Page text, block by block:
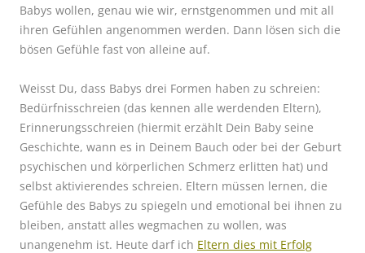
Babys wollen, genau wie wir, ernstgenommen und mit all
ihren Gefühlen angenommen werden. Dann lösen sich die
bösen Gefühle fast von alleine auf.
Weisst Du, dass Babys drei Formen haben zu schreien:
Bedürfnisschreien (das kennen alle werdenden Eltern),
Erinnerungsschreien (hiermit erzählt Dein Baby seine
Geschichte, wann es in Deinem Bauch oder bei der Geburt
psychischen und körperlichen Schmerz erlitten hat) und
selbst aktivierendes schreien. Eltern müssen lernen, die
Gefühle des Babys zu spiegeln und emotional bei ihnen zu
bleiben, anstatt alles wegmachen zu wollen, was
unangenehm ist. Heute darf ich Eltern dies mit Erfolg